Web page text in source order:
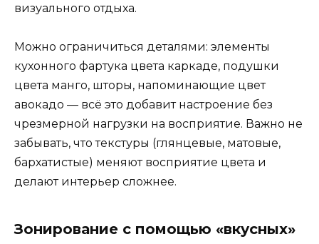
визуального отдыха.
Можно ограничиться деталями: элементы
кухонного фартука цвета каркаде, подушки
цвета манго, шторы, напоминающие цвет
авокадо — всё это добавит настроение без
чрезмерной нагрузки на восприятие. Важно не
забывать, что текстуры (глянцевые, матовые,
бархатистые) меняют восприятие цвета и
делают интерьер сложнее.
Зонирование с помощью «вкусных»